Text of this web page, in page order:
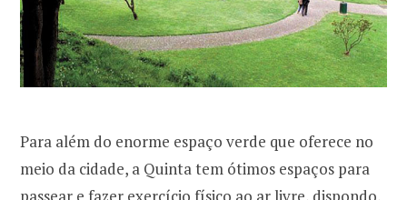
Para além do enorme espaço verde que oferece no
meio da cidade, a Quinta tem ótimos espaços para